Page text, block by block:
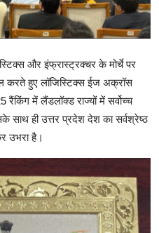
और इंफ्रास्ट्रक्चर के मोर्चे पर
करते हुए लॉजिस्टिक्स ईज अक्रॉस
में लैंडलॉक्ड राज्यों में सर्वोच्च
साथ ही उत्तर प्रदेश देश का सर्वश्रेष्ठ
उभरा है।